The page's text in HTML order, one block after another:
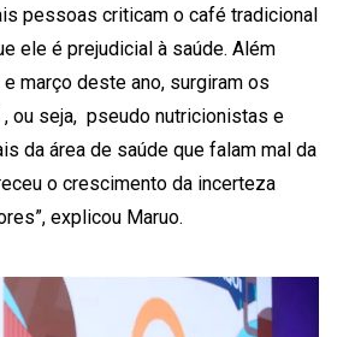
pessoas criticam o café tradicional
ele é prejudicial à saúde. Além
março deste ano, surgiram os
, ou seja, pseudo nutricionistas e
da área de saúde que falam mal da
o crescimento da incerteza
explicou Maruo.